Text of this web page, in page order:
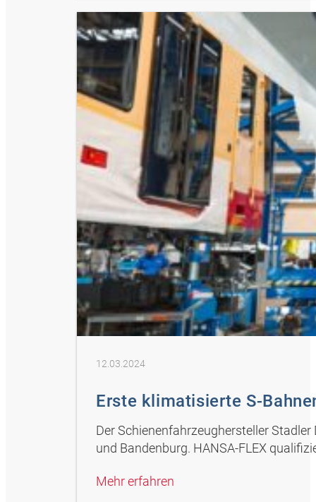
12.03.2024
Erste klimatisierte S-
Der Schienenfahrzeughersteller
und Bandenburg. HANSA-FLEX
Mehr erfahren